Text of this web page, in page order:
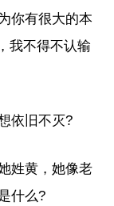
你有很大的本
我不得不认输
依旧不灭?
姓黄，她像老
什么?